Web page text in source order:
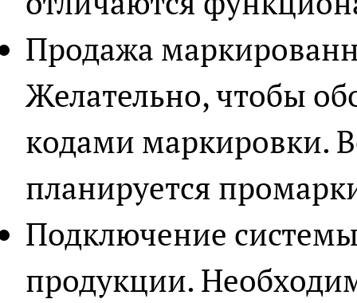
Продажа
Желательно, чтобы
кодами маркировки.
планируется
Подключение
продукции.